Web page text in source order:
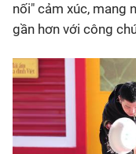
nối" cảm xúc, mang
gần hơn với công